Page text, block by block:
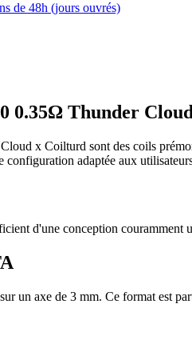
de 48h (jours ouvrés)
0.35Ω Thunder
x Coilturd sont des coils
adaptée aux
d'une conception couramment
un axe de 3 mm. Ce format est